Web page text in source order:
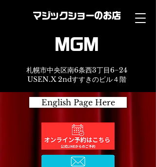
マジックショーのお店
MGM
札幌市中央区南6条西3丁目6−24
USEN.X 2ndすすきのビル４階
English Page Here